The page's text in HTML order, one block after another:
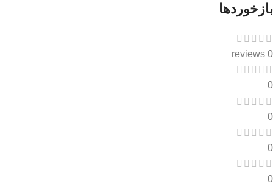
بازخوردها
0 reviews
0
0
0
0